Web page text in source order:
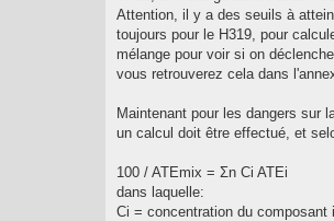
Attention, il y a des seuils à
toujours pour le H319, pour
mélange pour voir si on
vous retrouverez cela dans
Maintenant pour les dangers sur
un calcul doit être effectué, et
100 / ATEmix = Σn Ci ATEi
dans laquelle:
Ci = concentration du